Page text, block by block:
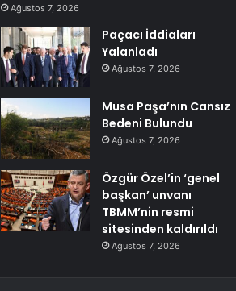
Ağustos 7, 2026
Paçacı İddiaları
Yalanladı
Ağustos 7, 2026
Musa Paşa’nın Cansız
Bedeni Bulundu
Ağustos 7, 2026
Özgür Özel’in ‘genel
başkan’ unvanı
TBMM’nin resmi
sitesinden kaldırıldı
Ağustos 7, 2026